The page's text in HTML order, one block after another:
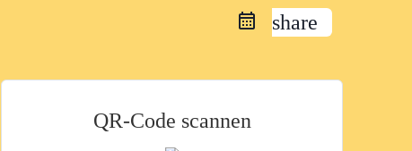
share
QR-Code scannen